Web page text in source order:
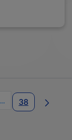
ABA para
...Páginas
38